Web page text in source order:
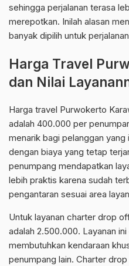
sehingga perjalanan terasa
merepotkan. Inilah alasan
banyak dipilih untuk
Harga Travel
dan Nilai
Harga travel Purwokerto
adalah 400.000 per
menarik bagi pelanggan yang
dengan biaya yang tetap
penumpang mendapatkan
lebih praktis karena sudah
pengantaran sesuai area
Untuk layanan charter drop
adalah 2.500.000. Layanan
membutuhkan kendaraan
penumpang lain. Charter